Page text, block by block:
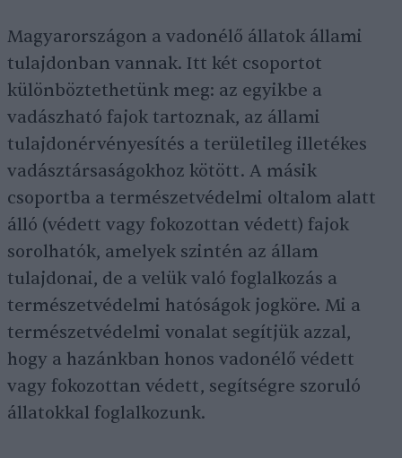
Magyarországon a vadonélő állatok állami
tulajdonban vannak. Itt két csoportot
különböztethetünk meg: az egyikbe a
vadászható fajok tartoznak, az állami
tulajdonérvényesítés a területileg illetékes
vadásztársaságokhoz kötött. A másik
csoportba a természetvédelmi oltalom alatt
álló (védett vagy fokozottan védett) fajok
sorolhatók, amelyek szintén az állam
tulajdonai, de a velük való foglalkozás a
természetvédelmi hatóságok jogköre. Mi a
természetvédelmi vonalat segítjük azzal,
hogy a hazánkban honos vadonélő védett
vagy fokozottan védett, segítségre szoruló
állatokkal foglalkozunk.